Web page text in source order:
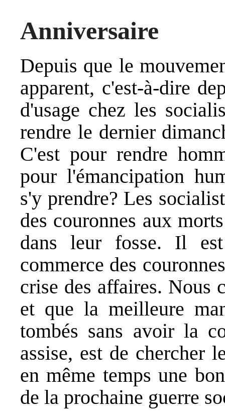
Anniversaire
Depuis que le
apparent, c'est-à-dire
d'usage chez les
rendre le dernier
C'est pour rendre
pour l'émancipation
s'y prendre? Les
des couronnes aux
dans leur fosse. Il
commerce des
crise des affaires. Nous
et que la meilleure
tombés sans avoir la
assise, est de chercher
en même temps une
de la prochaine guerre